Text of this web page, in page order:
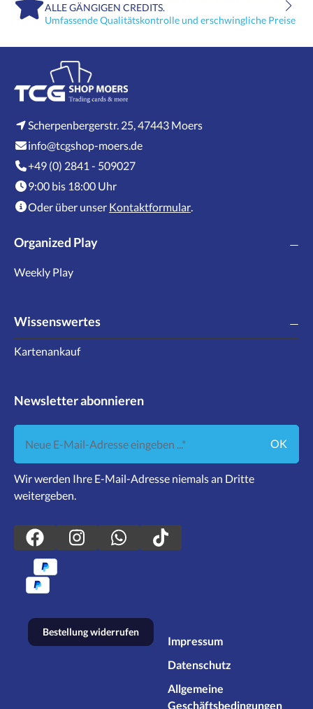
ALLE GÄNGIGEN CREDITS.
Umfassende Qualitätskontrolle und erschwingliche Preise
Scherpenbergerstr. 25, 47443 Moers
info@tcgshop-moers.de
+49 (0) 2841 - 509027
9:00 bis 18:00 Uhr
Oder über unser Kontaktformular
Organized Play
Weekly Play
Wissenswertes
Kartenankauf
Newsletter abonnieren
Neue E-Mail-Adresse eingeben ...
OK
Wir werden Ihre E-Mail-Adresse niemals an Dritte
weitergeben.
Bestellung widerrufen
Impressum
Datenschutz
Allgemeine
Geschäftsbedingungen